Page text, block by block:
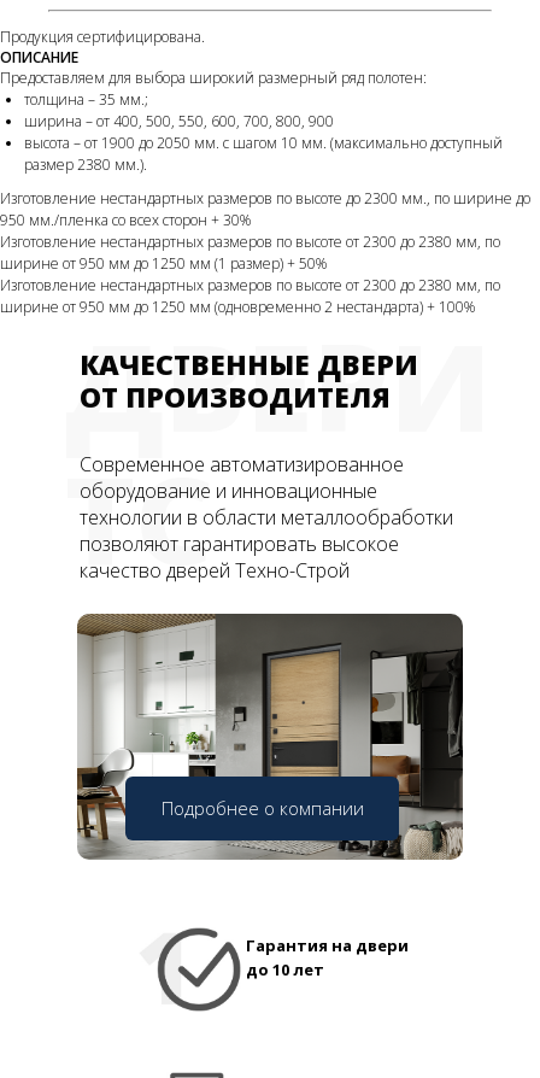
Продукция сертифицирована.
ОПИСАНИЕ
Предоставляем для выбора широкий размерный ряд полотен:
толщина – 35 мм.;
ширина – от 400, 500, 550, 600, 700, 800, 900
высота – от 1900 до 2050 мм. с шагом 10 мм. (максимально доступный
размер 2380 мм.).
Изготовление нестандартных размеров по высоте до 2300 мм., по ширине до
950 мм./пленка со всех сторон + 30%
Изготовление нестандартных размеров по высоте от 2300 до 2380 мм, по
ширине от 950 мм до 1250 мм (1 размер) + 50%
Изготовление нестандартных размеров по высоте от 2300 до 2380 мм, по
ширине от 950 мм до 1250 мм (одновременно 2 нестандарта) + 100%
ДВЕРИ
ТС
КАЧЕСТВЕННЫЕ ДВЕРИ
ОТ ПРОИЗВОДИТЕЛЯ
Подробнее о компании
Современное автоматизированное
оборудование и инновационные
технологии в области металлообработки
позволяют гарантировать высокое
качество дверей Техно-Строй
Гарантия на двери
до 10 лет